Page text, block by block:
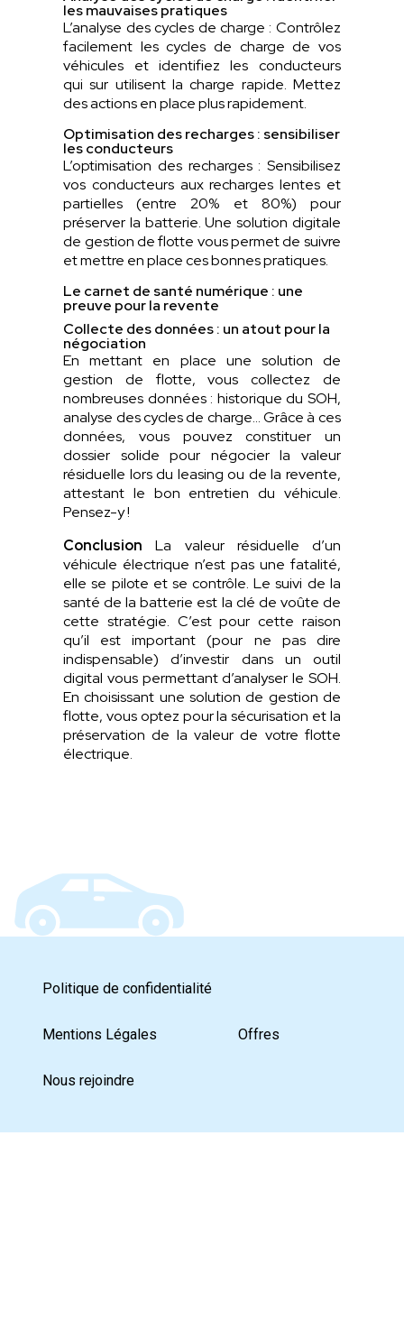
les mauvaises pratiques
L’analyse des cycles de charge : Contrôlez
facilement les cycles de charge de vos
véhicules et identifiez les conducteurs
qui sur utilisent la charge rapide. Mettez
des actions en place plus rapidement.
Optimisation des recharges : sensibiliser
les conducteurs
L’optimisation des recharges : Sensibilisez
vos conducteurs aux recharges lentes et
partielles (entre 20% et 80%) pour
préserver la batterie. Une solution digitale
de gestion de flotte vous permet de suivre
et mettre en place ces bonnes pratiques.
Le carnet de santé numérique : une
preuve pour la revente
Collecte des données : un atout pour la
négociation
En mettant en place une solution de
gestion de flotte, vous collectez de
nombreuses données : historique du SOH,
analyse des cycles de charge… Grâce à ces
données, vous pouvez constituer un
dossier solide pour négocier la valeur
résiduelle lors du leasing ou de la revente,
attestant le bon entretien du véhicule.
Pensez-y !
Conclusion La valeur résiduelle d’un
véhicule électrique n’est pas une fatalité,
elle se pilote et se contrôle. Le suivi de la
santé de la batterie est la clé de voûte de
cette stratégie. C’est pour cette raison
qu’il est important (pour ne pas dire
indispensable) d’investir dans un outil
digital vous permettant d’analyser le SOH.
En choisissant une solution de gestion de
flotte, vous optez pour la sécurisation et la
préservation de la valeur de votre flotte
électrique.
Politique de confidentialité
Mentions Légales Offres
Nous rejoindre